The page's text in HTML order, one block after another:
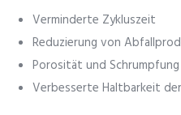
Verminderte Zykluszeit
Reduzierung von
Porosität und Schrumpfung
Verbesserte Haltbarkeit